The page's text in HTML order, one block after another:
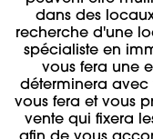
dans des
recherche d'une
spécialiste en
vous fera une
déterminera avec
vous fera et vous
vente qui fixera